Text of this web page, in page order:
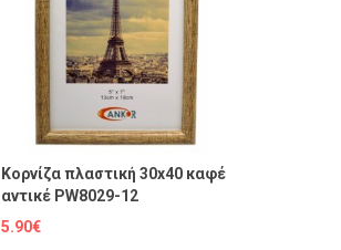
Κορνίζα πλαστική 30x40 καφέ
αντικέ PW8029-12
5.90€